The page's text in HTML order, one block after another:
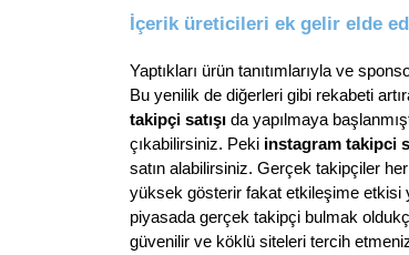
İçerik üreticileri ek gelir elde
Yaptıkları ürün tanıtımlarıyla ve
Bu yenilik de diğerleri gibi rekabeti
takipçi satışı da yapılmaya
çıkabilirsiniz. Peki instagram takipci
satın alabilirsiniz. Gerçek takipçiler
yüksek gösterir fakat etkileşime etkisi
piyasada gerçek takipçi bulmak
güvenilir ve köklü siteleri tercih